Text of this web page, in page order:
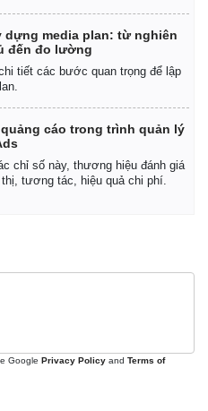
dựng media plan: từ nghiên
đến đo lường
tiết các bước quan trọng để lập
cáo trong trình quản lý
chỉ số này, thương hiệu đánh giá
tương tác, hiệu quả chi phí.
Google Privacy Policy and Terms of